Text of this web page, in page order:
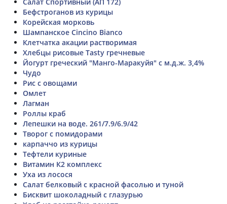
Бефстроганов из курицы
Корейская морковь
Шампанское Cincino Bianco
Клетчатка акации растворимая
Хлебцы рисовые Tasty гречневые
Йогурт греческий "Манго-Маракуйя" с м.д.ж. 3,4%
Чудо
Рис с овощами
Омлет
Лагман
Роллы краб
Лепешки на воде. 261/7.9/6.9/42
Творог с помидорами
карпаччо из курицы
Тефтели куриные
Витамин К2 комплекс
Уха из лосося
Салат белковый с красной фасолью и туной
Бисквит шоколадный с глазурью